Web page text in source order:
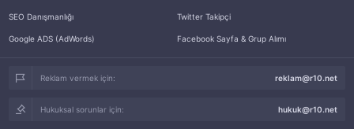
SEO Danışmanlığı
Google ADS (AdWords)
Twitter Takipçi
Facebook Sayfa & Grup Alımı
Reklam vermek için: reklam@r10.net
Hukuksal sorunlar için: hukuk@r10.net